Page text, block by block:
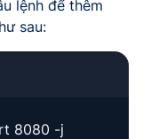
lệnh để thêm
sau:
8080 -j